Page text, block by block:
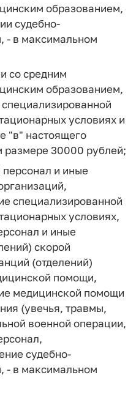
образованием,
судебно-
- в максимальном
со средним
образованием,
условиях и
"в" настоящего
размере 30000 рублей;
и иные
специализированной
условиях,
и иные
скорой
(отделений)
помощи,
медицинской помощи
(увечья, травмы,
военной операции,
судебно-
- в максимальном